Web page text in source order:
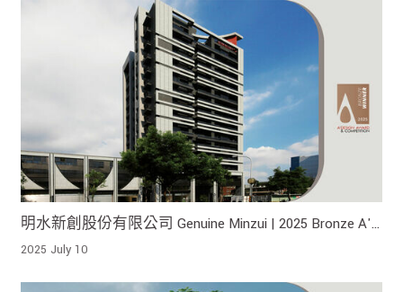
明水新創股份有限公司 Genuine Minzui | 2025 Bronze A'
Design Award 榮獲銅獎!
2025 July 10